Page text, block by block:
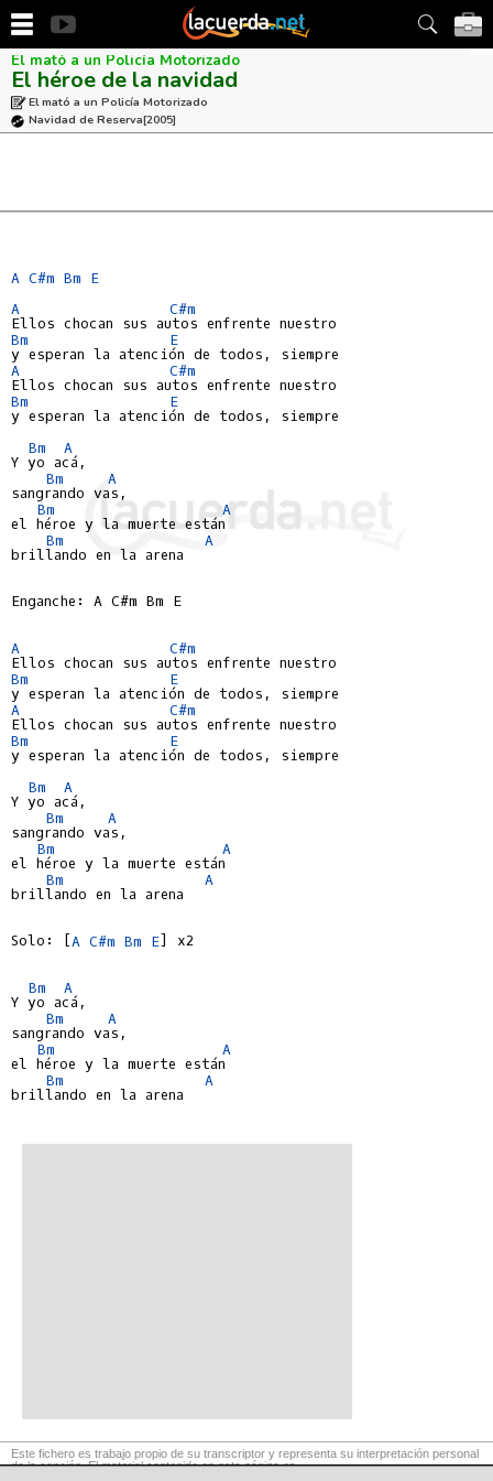
El mató a un Policía Motorizado
El héroe de la navidad
El mató a un Policía Motorizado
Navidad de Reserva[2005]
A C#m Bm E
A
C#m
Bm
E
A
C#m
Bm
E
y esperan la atención de todos, siempre
Bm
A
Y yo acá,
Bm
A
sangrando vas,
Bm
A
el héroe y la muerte están
Bm
A
brillando en la arena
Enganche: A C#m Bm E
A
C#m
Bm
E
A
C#m
Bm
E
y esperan la atención de todos, siempre
Bm
A
Y yo acá,
Bm
A
sangrando vas,
Bm
A
el héroe y la muerte están
Bm
A
brillando en la arena
Solo: [A C#m Bm E] x2
Bm
A
Y yo acá,
Bm
A
sangrando vas,
Bm
A
el héroe y la muerte están
Bm
A
brillando en la arena
Este fichero es trabajo propio de su transcriptor y representa su interpretación personal
de la canción. El material contenido en esta página es